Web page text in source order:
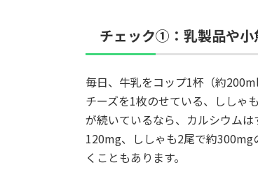
チェック①：乳製品や小
毎日、牛乳をコップ1杯（約
チーズを1枚のせている、ししゃ
が続いているなら、カルシウム
120mg、ししゃも2尾で約
くこともあります。